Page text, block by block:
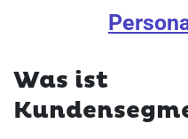
Was ist